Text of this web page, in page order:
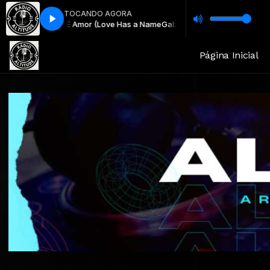
TOCANDO AGORA
Nome É Amor (Love Has a Name Gabriela Rocha, Kim Walker Smith
Página Inicial